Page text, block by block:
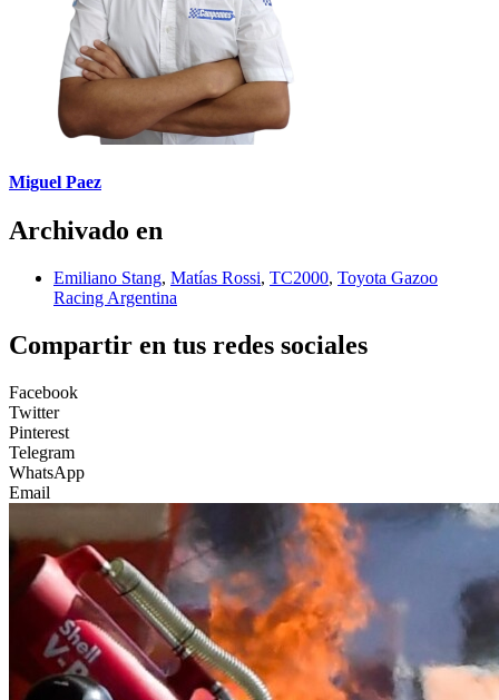
Miguel Paez
Archivado en
Emiliano Stang, Matías Rossi, TC2000, Toyota Gazoo
Racing Argentina
Compartir en tus redes sociales
Facebook
Twitter
Pinterest
Telegram
WhatsApp
Email